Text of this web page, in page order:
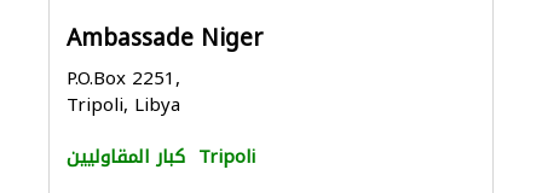
Ambassade Niger
P.O.Box 2251,
Tripoli, Libya
كبار المقاوليين Tripoli